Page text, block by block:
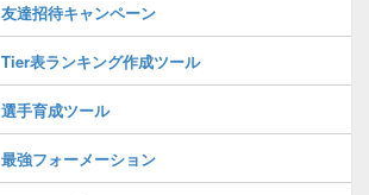
友達招待キャンペーン
Tier表ランキング作成ツール
選手育成ツール
最強フォーメーション